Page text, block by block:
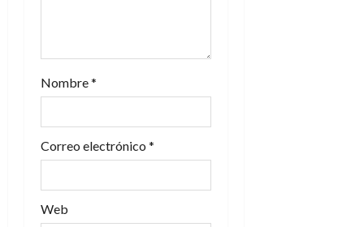
Nombre*
Correo electrónico *
Web